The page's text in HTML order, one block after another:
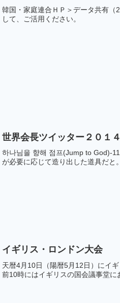
韓国・家庭連合ＨＰ＞データ共有
して、ご活用くださ
世界会長ツイッター２０１
하나님을 향해 점프(Jump to God)-
が必要に応じて造り出した道具だ
イギリス・ロンドン大会
天暦4月10日（陽暦5月12日）にイ
前10時にはイギリスの国会議事堂に